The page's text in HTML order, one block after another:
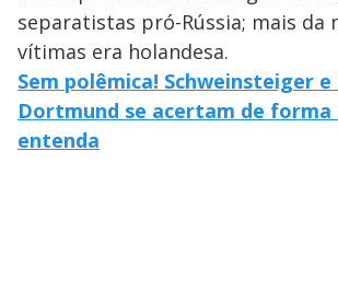
separatistas pró-Rússia; mais da
vítimas era holandesa.
Sem polêmica! Schweinsteiger e
Dortmund se acertam de
entenda